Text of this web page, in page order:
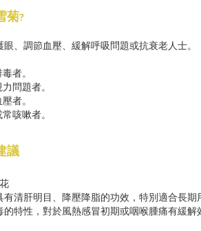
菊?
、調節血壓、緩解呼吸問題或抗衰老人士。
者。
問題者。
者。
咳嗽者。
議
清肝明目、降壓降脂的功效，特別適合長
特性，對於風熱感冒初期或咽喉腫痛有緩